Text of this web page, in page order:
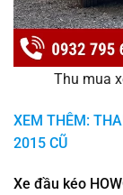
Thu mua
XEM THÊM:
2015 CŨ
Xe đầu kéo